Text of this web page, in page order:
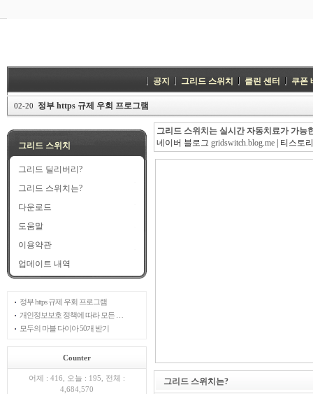
공지 그리드 스위치 클린 센터 쿠폰
02-20 정부 https 규제 우회 프로그램
그리드 스위치
그리드 딜리버리?
그리드 스위치는?
다운로드
도움말
이용약관
업데이트 내역
정부 https 규제 우회 프로그램
개인정보보호 정책에 따라 모든 …
모두의 마블 다이아 50개 받기
Counter
어제 : 416, 오늘 : 195, 전체 :
4,684,570
그리드 스위치는 실시간 자동치료가 가능
네이버 블로그 gridswitch.blog.me | 티스토
그리드 스위치는?